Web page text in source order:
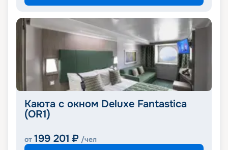
Каюта с окном Deluxe Fantastica
(OR1)
от 199 201 ₽ /чел